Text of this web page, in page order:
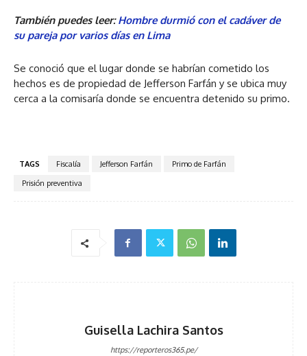
También puedes leer:Hombre durmió con el cadáver de
su pareja por varios días en Lima
Se conoció que el lugar donde se habrían cometido los
hechos es de propiedad de Jefferson Farfán y se ubica muy
cerca a la comisaría donde se encuentra detenido su primo.
TAGS Fiscalía Jefferson Farfán
Primo de Farfán
Prisión preventiva
Guisella Lachira Santos
https://reporteros365.pe/